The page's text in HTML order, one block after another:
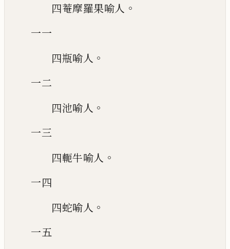
四菴摩羅果喻人 。
一一
四瓶喻人 。
一二
四池喻人 。
一三
四軛牛喻人 。
一四
四蛇喻人 。
一五